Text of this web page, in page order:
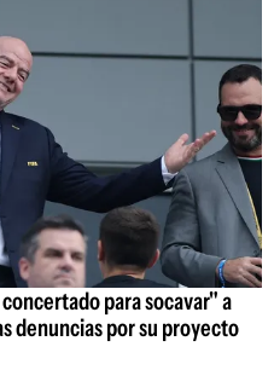
para socavar" a
denuncias por su proyecto